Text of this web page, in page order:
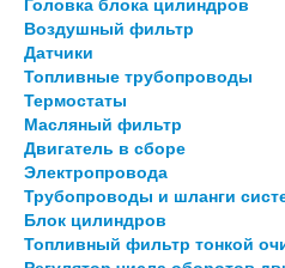
Воздушный фильтр
Датчики
Топливные трубопроводы
Термостаты
Масляный фильтр
Двигатель в сборе
Электропровода
Трубопроводы и шланги
Блок цилиндров
Топливный фильтр тонкой